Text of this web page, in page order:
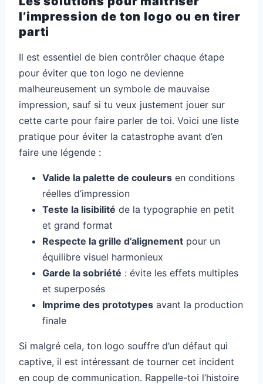
l’impression de ton logo ou en tirer
parti
Il est essentiel de bien contrôler chaque étape
pour éviter que ton logo ne devienne
malheureusement un symbole de mauvaise
impression, sauf si tu veux justement jouer sur
cette carte pour faire parler de toi. Voici une liste
pratique pour éviter la catastrophe avant d’en
faire une légende :
Valide la palette de couleurs en conditions
réelles d’impression
Teste la lisibilité de la typographie en petit
et grand format
Respecte la grille d’alignement pour un
équilibre visuel harmonieux
Garde la sobriété : évite les effets multiples
et superposés
Imprime des prototypes avant la production
finale
Si malgré cela, ton logo souffre d’un défaut qui
captive, il est intéressant de tourner cet incident
en coup de communication. Rappelle-toi l’histoire